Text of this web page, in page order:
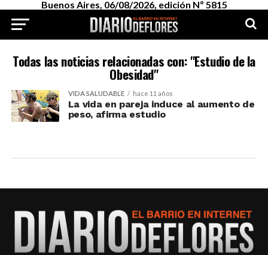
Buenos Aires, 06/08/2026, edición Nº 5815
Todas las noticias relacionadas con: "Estudio de la
Obesidad"
VIDA SALUDABLE hace 11 años
La vida en pareja induce al aumento de
peso, afirma estudio